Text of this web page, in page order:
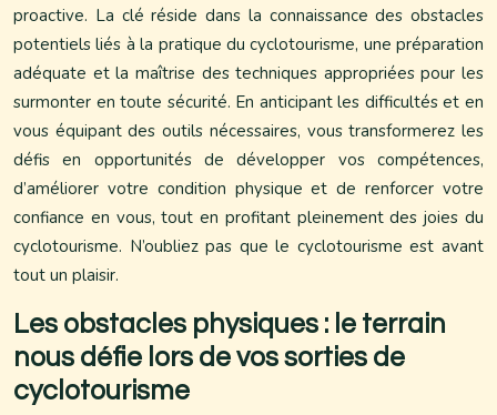
proactive. La clé réside dans la connaissance des obstacles
potentiels liés à la pratique du cyclotourisme, une préparation
adéquate et la maîtrise des techniques appropriées pour les
surmonter en toute sécurité. En anticipant les difficultés et en
vous équipant des outils nécessaires, vous transformerez les
défis en opportunités de développer vos compétences,
d’améliorer votre condition physique et de renforcer votre
confiance en vous, tout en profitant pleinement des joies du
cyclotourisme. N’oubliez pas que le cyclotourisme est avant
tout un plaisir.
Les obstacles physiques : le terrain
nous défie lors de vos sorties de
cyclotourisme